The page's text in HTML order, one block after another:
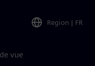
Region | FR
vue